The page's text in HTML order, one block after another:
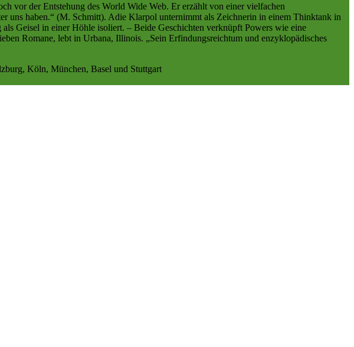
vor der Entstehung des World Wide Web. Er erzählt von einer vielfachen
uns haben.“ (M. Schmitt). Adie Klarpol unternimmt als Zeichnerin in einem Thinktank in
Geisel in einer Höhle isoliert. – Beide Geschichten verknüpft Powers wie eine
Romane, lebt in Urbana, Illinois. „Sein Erfindungsreichtum und enzyklopädisches
Köln, München, Basel und Stuttgart